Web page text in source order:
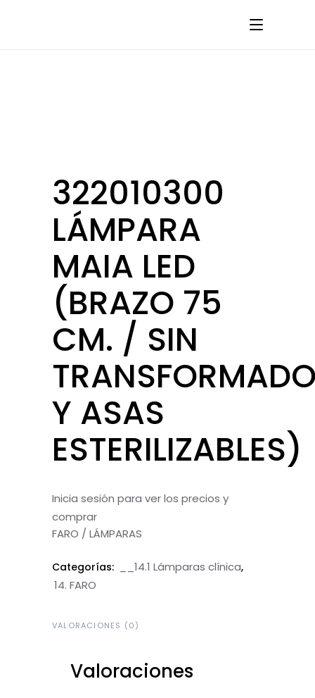
322010300
LÁMPARA
MAIA LED
(BRAZO 75
CM. / SIN
Y ASAS
ESTERILIZABLES)
Inicia sesión para ver los precios y
comprar
FARO / LÁMPARAS
Categorías: __14.1 Lámparas clínica,
14. FARO
VALORACIONES (0)
Valoraciones